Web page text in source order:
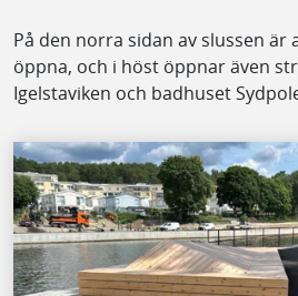
På den norra sidan av slussen är
öppna, och i höst öppnar även
Igelstaviken och badhuset